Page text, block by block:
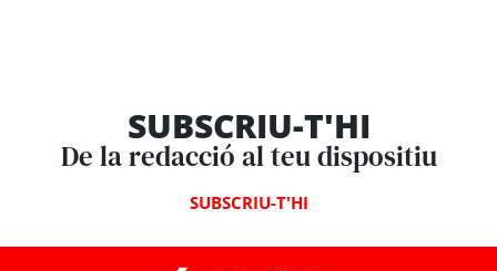
SUBSCRIU-T'HI
De la redacció al teu dispositiu
SUBSCRIU-T'HI